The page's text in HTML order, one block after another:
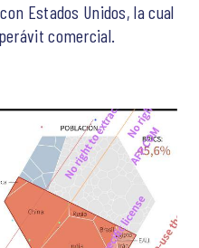
Estados Unidos, la cual
comercial.